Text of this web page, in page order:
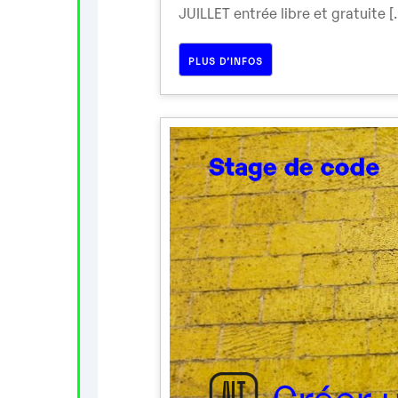
JUILLET entrée libre et gratuite
PLUS D’INFOS